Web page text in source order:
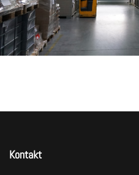
Kontakt